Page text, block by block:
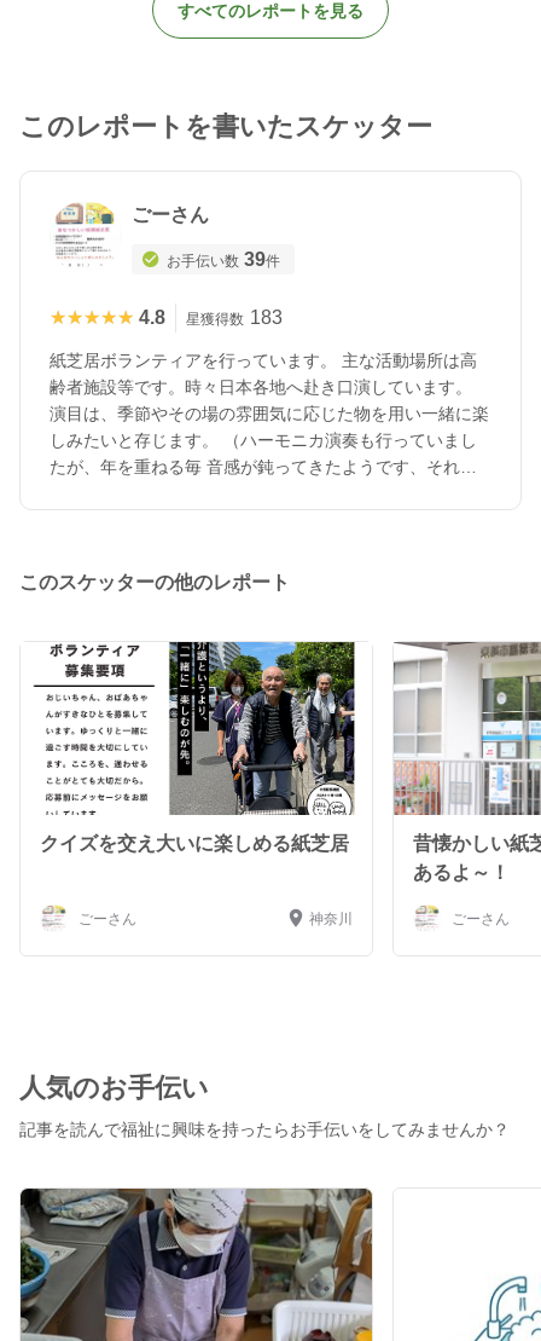
すべてのレポートを見る
このレポートを書いたスケッター
ごーさん
お手伝い数 39件
★★★★★
★★★★★ 4.8 星獲得数 183
紙芝居ボランティアを行っています。 主な活動場所は高
齢者施設等です。時々日本各地へ赴き口演しています。
演目は、季節やその場の雰囲気に応じた物を用い一緒に楽
しみたいと存じます。 （ハーモニカ演奏も行っていまし
たが、年を重ねる毎 音感が鈍ってきたようです、それで
ます。
このスケッターの他のレポート
クイズを交え大いに楽しめる紙芝居
ごーさん 神奈川
昔懐かしい紙
あるよ～！
ごーさん
人気のお手伝い
記事を読んで福祉に興味を持ったらお手伝いをしてみませんか？